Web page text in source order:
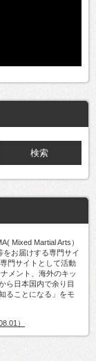
Mixed Martial Arts）
お届けする専門サイ
門サイトとして活動
メント、海外のキッ
ら日本国内で余り目
ることになる」をモ
）